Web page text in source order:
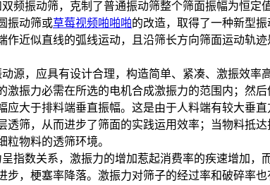
频振动筛，克制了普通振动筛整个筛面振幅为恒
振动筛或草莓视频啪啪啪的改造，取得了一种新型
作近似直线的弧线运动，且沿筛长方向筛面运动轨
源，应具有设计合理，构造简单、紧凑、激振效
激振力必需在所选的电机合成激振力的范围内；然
应大于排料端垂直振幅。这是由于人料端有较大垂
透筛，从而进步了筛面的实践运用效率；当物料抵
粒物料的透筛环境。
指数关系，激振力的增加惹起消费率的疾速增加
步，梗塞率降落。激振力对筛子的经过率和破碎率